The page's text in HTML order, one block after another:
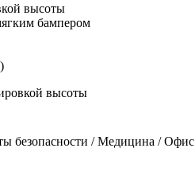
высоты
бампером
безопасности / Медицина / Офис